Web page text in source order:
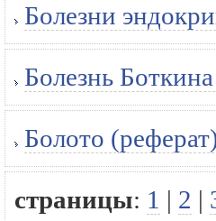
Болезни
Болезнь
Болото
страницы: 1 | 2 |